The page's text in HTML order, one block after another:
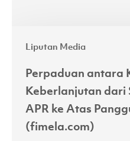
Liputan Media
antara
Kesederhanaan
dan
Keberlanjutan
dari
Serat
Perpaduan antara
Keberlanjutan dari
APR ke Atas
(fimela.com)